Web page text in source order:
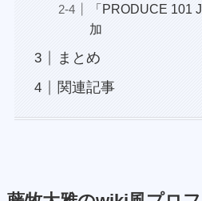
「PRODUCE 101
加
まとめ
関連記事